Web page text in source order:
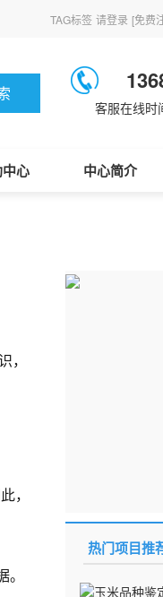
TAG标签 请登录 [免费
客服在线时
心 中心简介
，
，
热门项目推